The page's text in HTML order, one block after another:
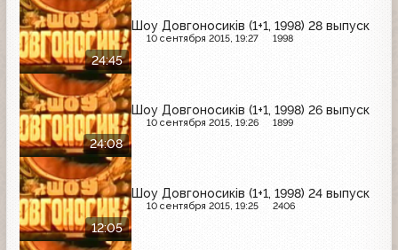
24:45
Шоу Довгоносиків (1+1, 1998) 28 выпуск
10 сентября 2015, 19:27 1998
24:08
Шоу Довгоносиків (1+1, 1998) 26 выпуск
10 сентября 2015, 19:26 1899
12:05
Шоу Довгоносиків (1+1, 1998) 24 выпуск
10 сентября 2015, 19:25 2406